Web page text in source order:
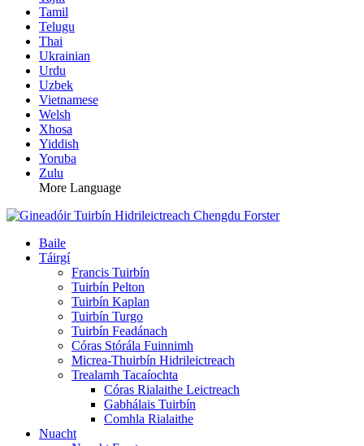
Tamil
Telugu
Thai
Ukrainian
Urdu
Uzbek
Vietnamese
Welsh
Xhosa
Yiddish
Yoruba
Zulu
More Language
Baile
Táirgí
Francis Tuirbín
Tuirbín Pelton
Tuirbín Kaplan
Tuirbín Turgo
Tuirbín Feadánach
Córas Stórála Fuinnimh
Micrea-Thuirbín Hidrileictreach
Trealamh Tacaíochta
Córas Rialaithe Leictreach
Gabhálais Tuirbín
Comhla Rialaithe
Nuacht